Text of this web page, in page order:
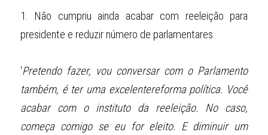
1.
Não cumpriu ainda acabar com reeleição para
presidente e reduzir número de parlamentares
'Pretendo fazer, vou conversar com o Parlamento
também, é ter uma excelentereforma política. Você
acabar com o instituto da reeleição. No caso,
começa comigo se eu for eleito. E diminuir um